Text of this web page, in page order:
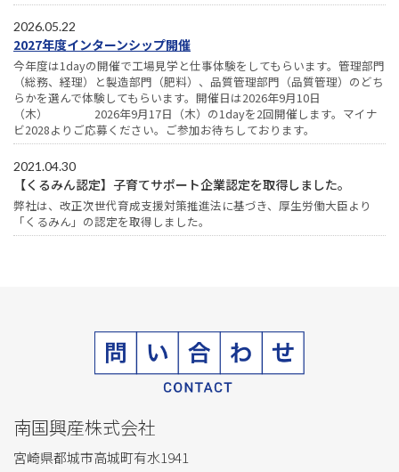
2026.05.22
2027年度インターンシップ開催
今年度は1dayの開催で工場見学と仕事体験をしてもらいます。管理部門
（総務、経理）と製造部門（肥料）、品質管理部門（品質管理）のどち
らかを選んで体験してもらいます。開催日は2026年9月10日
（木） 2026年9月17日（木）の1dayを2回開催します。マイナ
ビ2028よりご応募ください。ご参加お待ちしております。
2021.04.30
【くるみん認定】子育てサポート企業認定を取得しました。
弊社は、改正次世代育成支援対策推進法に基づき、厚生労働大臣より
「くるみん」の認定を取得しました。
南国興産株式会社
宮崎県都城市高城町有水1941